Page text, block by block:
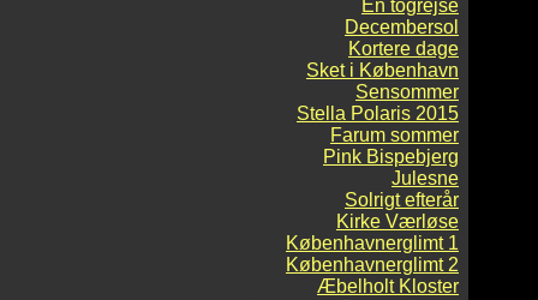
En togrejse
Decembersol
Kortere dage
Sket i København
Sensommer
Stella Polaris 2015
Farum sommer
Pink Bispebjerg
Julesne
Solrigt efterår
Kirke Værløse
Københavnerglimt 1
Københavnerglimt 2
Æbelholt Kloster